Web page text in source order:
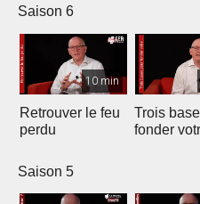
Saison 6
10 min
Retrouver le feu
perdu
Trois
fonder
Saison 5